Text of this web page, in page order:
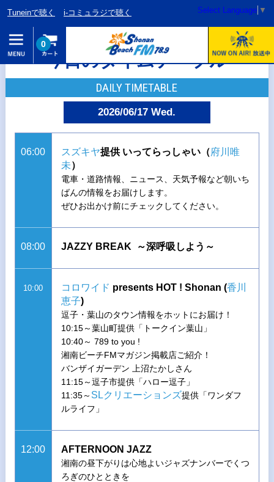
Tuneinで聴く i-コミュラジで聴く Select Language ▼
0
今日のタイムテーブル
DAILY TIMETABLE
2026/06/17 Wed.
06:00 スズキヤ提供 いってらっしゃい（府川唯
未）
電車・道路情報、ニュース、天気予報など朝いち
ばんの情報をお届けします。
ぜひお出かけ前にチェックしてください。
08:00 JAZZY BREAK ～深呼吸しよう～
10:00 コロワイド presents HOT ! Shonan (香川
恵子)
逗子・葉山のタウン情報をホットにお届け！
10:15～葉山町提供「トークイン葉山」
10:40～ 789 to you !
湘南ビーチFMマガジン掲載店ご紹介！
バンザイガーデン 上沼たかしさん
11:15～逗子市提供「ハロー逗子」
11:35～ SLクリエーションズ提供「ワンダフ
ルライフ」
12:00 AFTERNOON JAZZ
湘南の昼下がりは心地よいジャズナンバーでくつ
ろぎのひとときを